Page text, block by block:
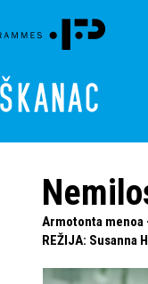
Armotonta menoa
REŽIJA: Susanna